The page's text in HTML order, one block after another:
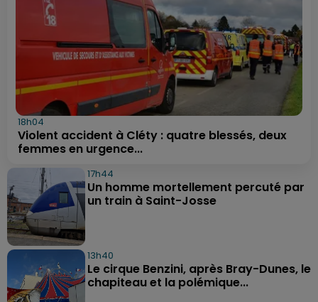
18h04
Violent accident à Cléty : quatre blessés, deux
femmes en urgence...
17h44
Un homme mortellement percuté par
un train à Saint-Josse
13h40
Le cirque Benzini, après Bray-Dunes, le
chapiteau et la polémique...